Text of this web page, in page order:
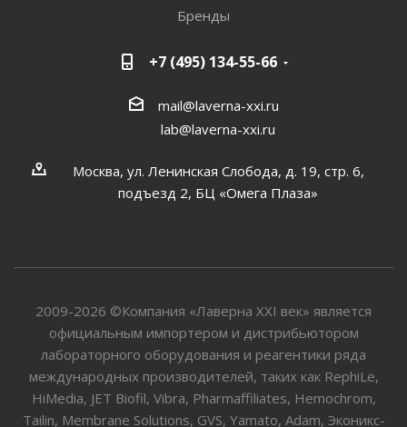
Бренды
+7 (495) 134-55-66
mail@laverna-xxi.ru
lab@laverna-xxi.ru
Москва, ул. Ленинская Слобода, д. 19, стр. 6,
подъезд 2, БЦ «Омега Плаза»
2009-2026 ©Компания «Лаверна XXI век» является
официальным импортером и дистрибьютором
лабораторного оборудования и реагентики ряда
международных производителей, таких как RephiLe,
HiMedia, JET Biofil, Vibra, Pharmaffiliates, Hemochrom,
Tailin, Membrane Solutions, GVS, Yamato, Adam, Эконикс-